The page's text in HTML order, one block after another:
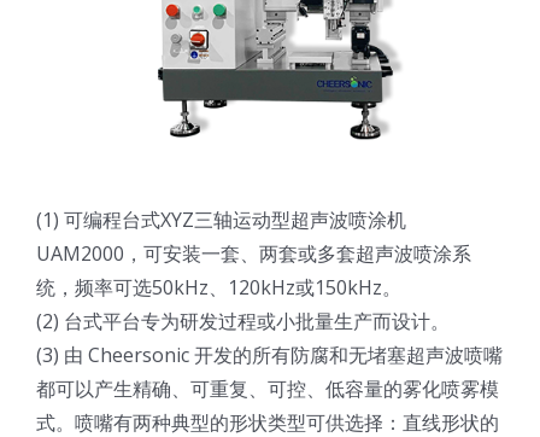
粉体行业技术科普
喷涂的影响因素
超声波喷雾成型系统
流量
(1) 可编程台式XYZ三轴运动型超声波喷涂机
UAM2000，可安装一套、两套或多套超声波喷涂系
统，频率可选50kHz、120kHz或150kHz。
(2) 台式平台专为研发过程或小批量生产而设计。
(3) 由 Cheersonic 开发的所有防腐和无堵塞超声波喷嘴
都可以产生精确、可重复、可控、低容量的雾化喷雾模
式。喷嘴有两种典型的形状类型可供选择：直线形状的